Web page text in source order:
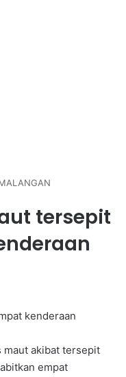
tersepit
kenderaan
maut akibat tersepit
empat